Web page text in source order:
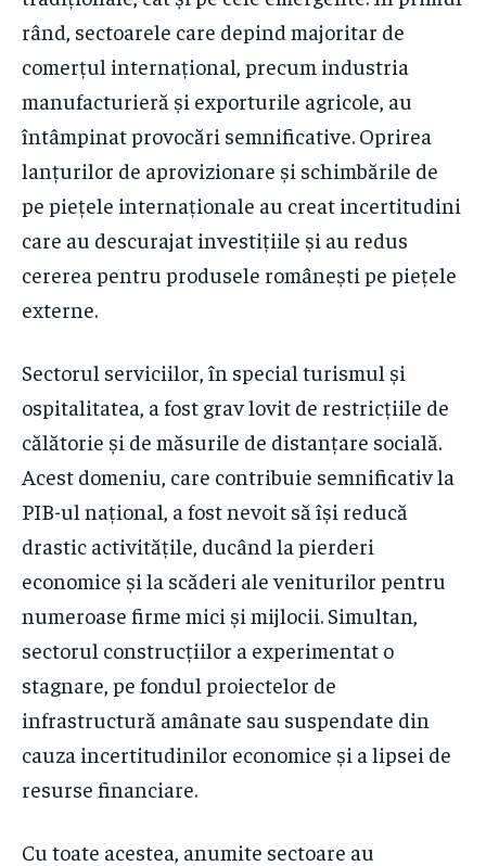
rând, sectoarele care depind majoritar de
comerțul internațional, precum industria
manufacturieră și exporturile agricole, au
întâmpinat provocări semnificative. Oprirea
lanțurilor de aprovizionare și schimbările de
pe piețele internaționale au creat incertitudini
care au descurajat investițiile și au redus
cererea pentru produsele românești pe piețele
externe.
Sectorul serviciilor, în special turismul și
ospitalitatea, a fost grav lovit de restricțiile de
călătorie și de măsurile de distanțare socială.
Acest domeniu, care contribuie semnificativ la
PIB-ul național, a fost nevoit să își reducă
drastic activitățile, ducând la pierderi
economice și la scăderi ale veniturilor pentru
numeroase firme mici și mijlocii. Simultan,
sectorul construcțiilor a experimentat o
stagnare, pe fondul proiectelor de
infrastructură amânate sau suspendate din
cauza incertitudinilor economice și a lipsei de
resurse financiare.
Cu toate acestea, anumite sectoare au